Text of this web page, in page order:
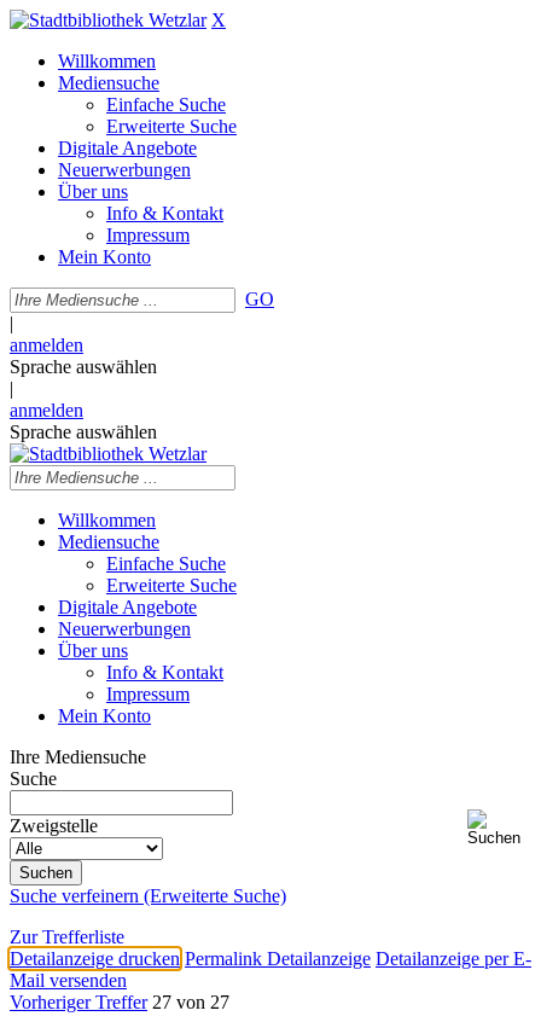
X
Willkommen
Mediensuche
Einfache Suche
Erweiterte Suche
Digitale Angebote
Neuerwerbungen
Über uns
Info & Kontakt
Impressum
Mein Konto
GO
|
anmelden
Sprache auswählen
|
anmelden
Sprache auswählen
Willkommen
Mediensuche
Einfache Suche
Erweiterte Suche
Digitale Angebote
Neuerwerbungen
Über uns
Info & Kontakt
Impressum
Mein Konto
Ihre Mediensuche
Suche
Zweigstelle
Suche verfeinern (Erweiterte Suche)
Zur Trefferliste
Detailanzeige drucken Permalink Detailanzeige Detailanzeige per E-
Mail versenden
Vorheriger Treffer 27 von 27